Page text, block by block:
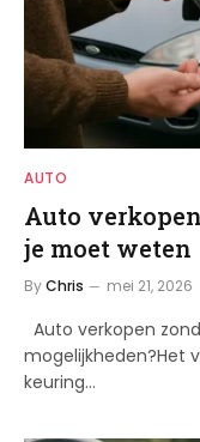
AUTO
Auto
je moet weten
ByChris mei 21, 2026
Auto verkopen
mogelijkheden?Het
keuring…